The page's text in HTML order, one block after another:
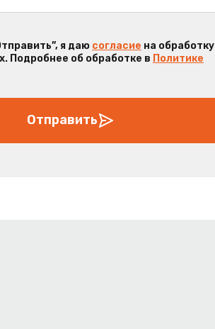
я даю согласие на обработку
Подробнее об обработке в Политике
Отправить